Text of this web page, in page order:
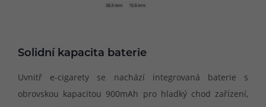
Solidní kapacita baterie
Uvnitř e-cigarety se nachází integrovaná baterie s
obrovskou kapacitou 900mAh pro hladký chod zařízení,